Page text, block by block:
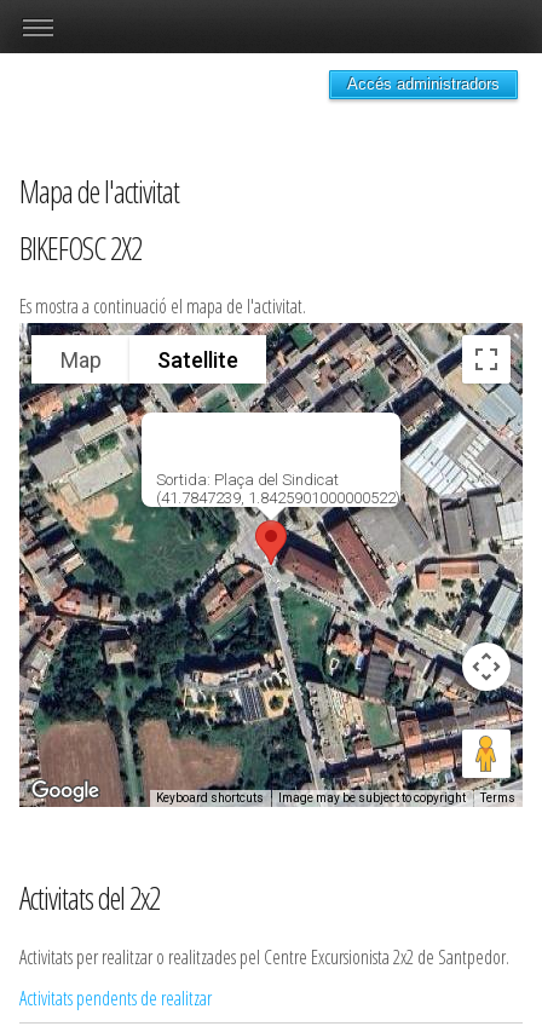
Accés administradors
Mapa de l'activitat
BIKEFOSC 2X2
Es mostra a continuació el mapa de l'activitat.
Sortida: Plaça del Sindicat
(41.7847239, 1.8425901000000522)
Map Satellite
Keyboard shortcuts Image may be subject to copyright Terms
Activitats del 2x2
Activitats per realitzar o realitzades pel Centre Excursionista 2x2 de Santpedor.
Activitats pendents de realitzar